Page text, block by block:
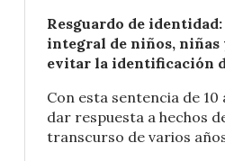
Resguardo de
integral de niños, niñas
evitar la identificación
Con esta sentencia de
dar respuesta a hechos
transcurso de varios